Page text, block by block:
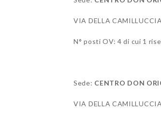
VIA DELLA
N° posti OV: 4 di cui 1
Sede: CENTRO DON
VIA DELLA